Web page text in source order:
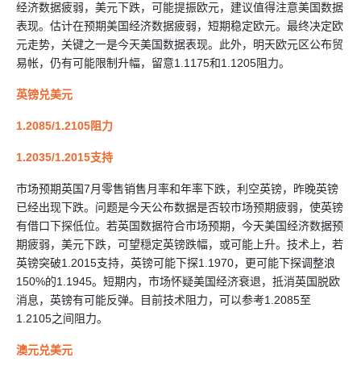
经济数据疲弱，美元下跌，可能提振欧元，建议值得注意美国数据
表现。估计在预期美国经济数据疲弱，短期稳定欧元。最终决定欧
元走势，关键之一是今天美国数据表现。此外，明天欧元区公布贸
易帐，仍有可能限制升幅，留意1.1175和1.1205阻力。
英镑兑美元
1.2085/1.2105阻力
1.2035/1.2015支持
市场预期英国7月零售销售月率和年率下跌，利空英镑，昨晚英镑
已经出现下跌。问题是今天公布数据是否较市场预期疲弱，使英镑
有借口下探低位。若英国数据符合市场预期，今天美国经济数据预
期疲弱，美元下跌，可望穏定英镑跌幅，或可能上升。技术上，若
英镑突破1.2015支持，英镑可能下探1.1970，更可能下探调整浪
150%的1.1945。短期内，市场怀疑美国经济衰退，抵消英国脱欧
消息，英镑有可能反弹。目前技术阻力，可以参考1.2085至
1.2105之间阻力。
澳元兑美元